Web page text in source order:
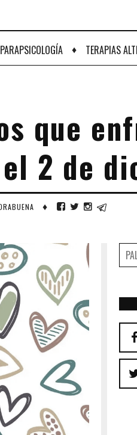
PARAPSICOLOGÍA ♦ TERAPIAS
que
2 de
♦